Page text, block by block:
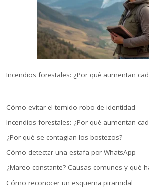
Incendios forestales: ¿Por qué aumentan
Cómo evitar el temido robo de identidad
Incendios forestales: ¿Por qué aumentan
¿Por qué se contagian los bostezos?
Cómo detectar una estafa por WhatsApp
¿Mareo constante? Causas comunes y qué
Cómo reconocer un esquema piramidal